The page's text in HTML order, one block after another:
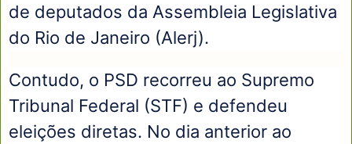
de deputados da Assembleia Legislativa
do Rio de Janeiro (Alerj).
Contudo, o PSD recorreu ao Supremo
Tribunal Federal (STF) e defendeu
eleições diretas. No dia anterior ao